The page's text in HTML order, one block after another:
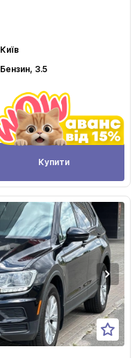
Київ
Бензин, 3.5
Купити